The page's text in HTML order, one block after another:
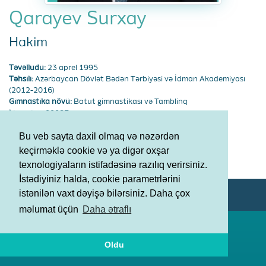
Bu veb sayta daxil olmaq və nəzərdən
keçirməklə cookie və ya digər oxşar
texnologiyaların istifadəsinə razılıq verirsiniz.
İstədiyiniz halda, cookie parametrlərini
istənilən vaxt dəyişə bilərsiniz. Daha çox
məlumat üçün Daha ətraflı
Oldu
Qarayev Surxay
Hakim
Təvəllüdü: 23 aprel 1995
Təhsili: Azərbaycan Dövlət Bədən Tərbiyəsi və İdman Akademiyası
(2012-2016)
Gimnastika növü: Batut gimnastikası və Tamblinq
Lisenziya:00087
Şərtlər və Qaydalar
Məxfilik Siyasəti
© AGF 2011-2026